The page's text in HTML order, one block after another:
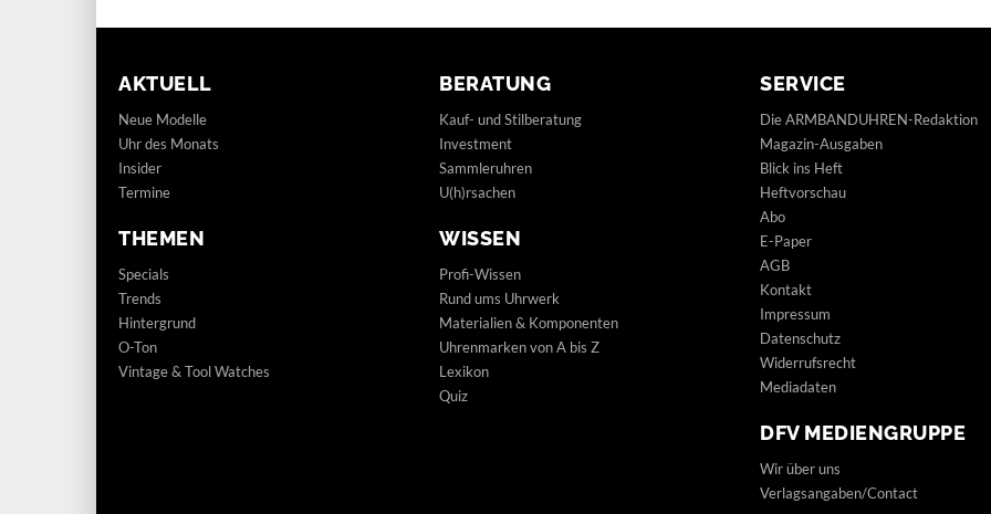
AKTUELL
Neue Modelle
Uhr des Monats
Insider
Termine
THEMEN
Specials
Trends
Hintergrund
O-Ton
Vintage & Tool Watches
BERATUNG
Kauf- und Stilberatung
Investment
Sammleruhren
U(h)rsachen
WISSEN
Profi-Wissen
Rund ums Uhrwerk
Materialien & Komponenten
Uhrenmarken von A bis Z
Lexikon
Quiz
SERVICE
Die ARMBANDUHREN-Redaktion
Magazin-Ausgaben
Blick ins Heft
Heftvorschau
Abo
E-Paper
AGB
Kontakt
Impressum
Datenschutz
Widerrufsrecht
Mediadaten
DFV MEDIENGRUPPE
Wir über uns
Verlagsangaben/Contact